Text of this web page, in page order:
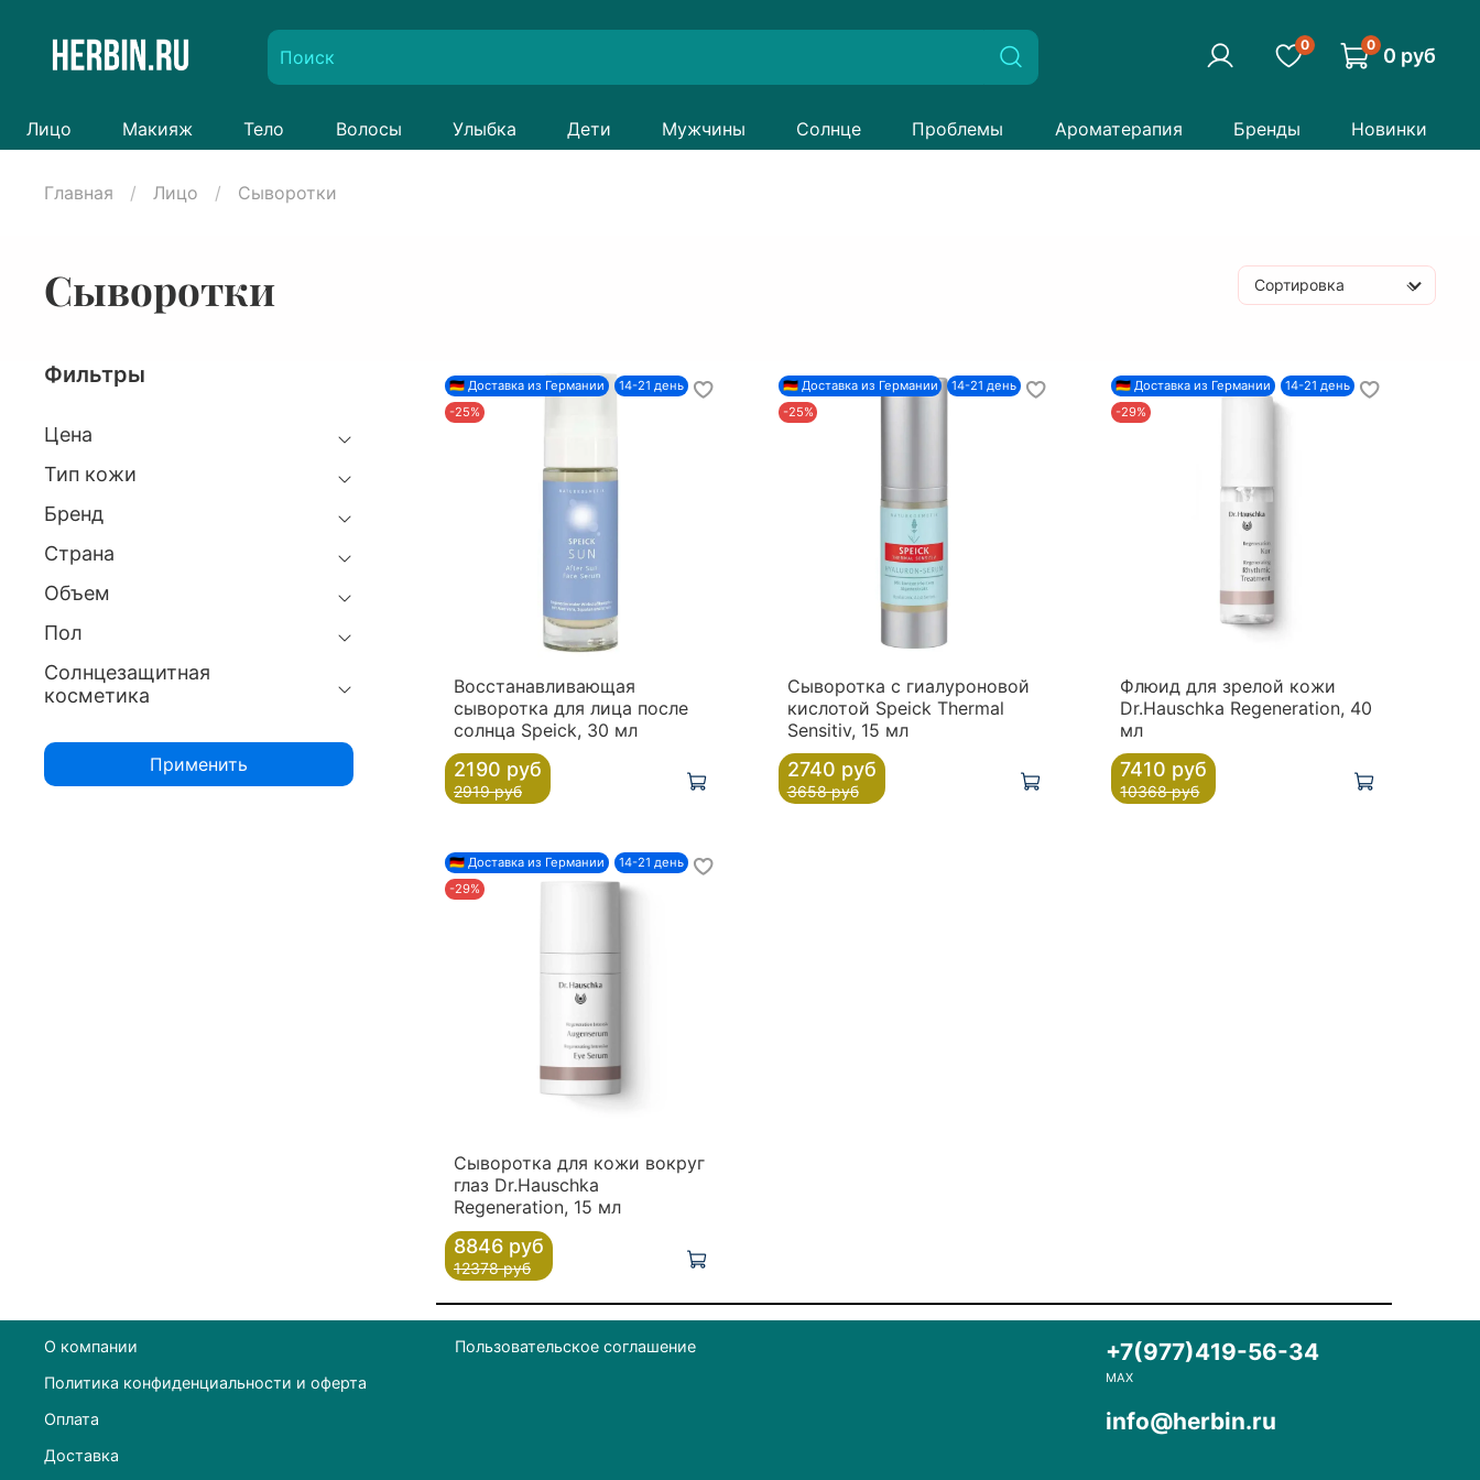
0 0 0 руб
Лицо Макияж Тело Волосы Улыбка Дети Мужчины Солнце Проблемы Ароматерапия Бренды Новинки
Главная Лицо Сыворотки
Сыворотки Сортировка
🇩🇪 Доставка из Германии
14-21 день
-25%
Восстанавливающая
сыворотка для лица после
солнца Speick, 30 мл
2190 руб
2919 руб
🇩🇪 Доставка из Германии
14-21 день
-25%
Сыворотка с гиалуроновой
кислотой Speick Thermal
Sensitiv, 15 мл
2740 руб
3658 руб
🇩🇪 Доставка из Германии
14-21 день
-29%
Флюид для зрелой кожи
Dr.Hauschka Regeneration, 40
мл
7410 руб
10368 руб
🇩🇪 Доставка из Германии
14-21 день
-29%
Сыворотка для кожи вокруг
глаз Dr.Hauschka
Regeneration, 15 мл
8846 руб
12378 руб
Фильтры
Цена
Тип кожи
Бренд
Страна
Объем
Пол
Солнцезащитная
косметика
Применить
О компании
Политика конфиденциальности и оферта
Оплата
Доставка
Пользовательское соглашение +7(977)419-56-34
MAX
info@herbin.ru